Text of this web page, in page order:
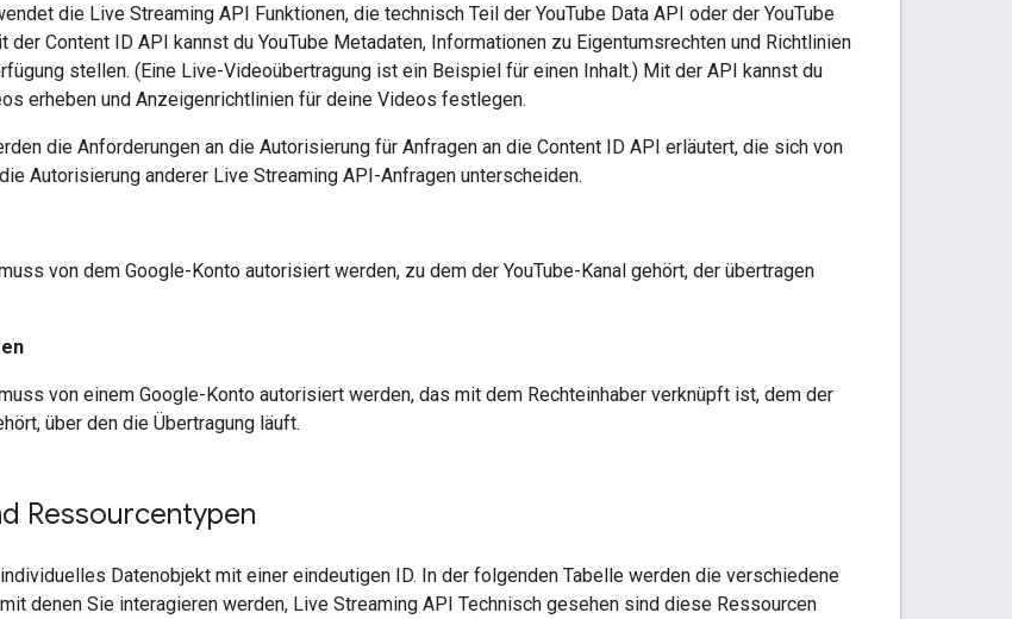
die Live Streaming API Funktionen, die technisch Teil der YouTube Data API oder der YouTube
der Content ID API kannst du YouTube Metadaten, Informationen zu Eigentumsrechten und Richtlinien
stellen. (Eine Live-Videoübertragung ist ein Beispiel für einen Inhalt.) Mit der API kannst du
erheben und Anzeigenrichtlinien für deine Videos festlegen.
die Anforderungen an die Autorisierung für Anfragen an die Content ID API erläutert, die sich von
Autorisierung anderer Live Streaming API-Anfragen unterscheiden.
von dem Google-Konto autorisiert werden, zu dem der YouTube-Kanal gehört, der übertragen
von einem Google-Konto autorisiert werden, das mit dem Rechteinhaber verknüpft ist, dem der
über den die Übertragung läuft.
Ressourcentypen
individuelles Datenobjekt mit einer eindeutigen ID. In der folgenden Tabelle werden die verschiedene
mit denen Sie interagieren werden, Live Streaming API Technisch gesehen sind diese Ressourcen